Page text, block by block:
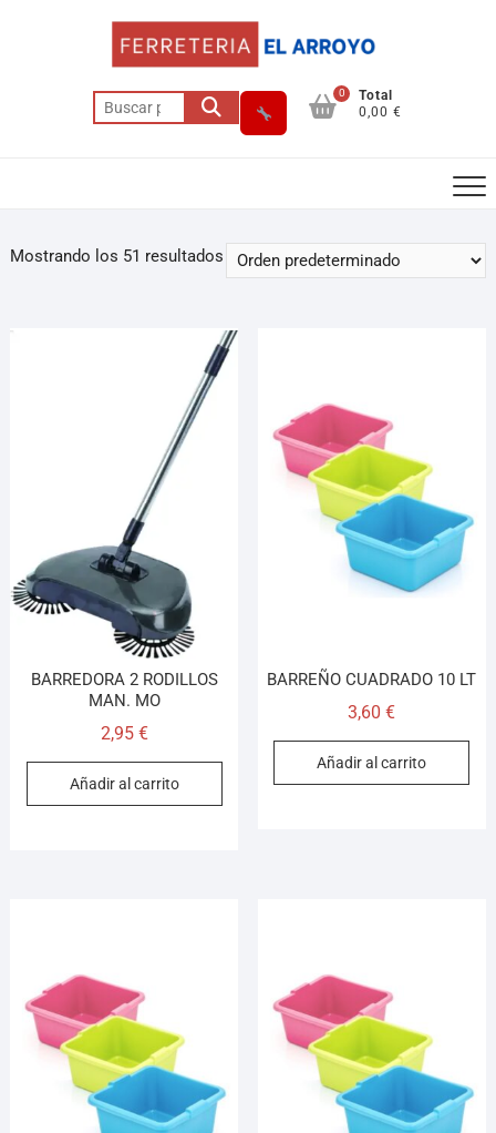
0
Total
0,00 €
Mostrando los 51 resultados
BARREDORA 2 RODILLOS
MAN. MO
2,95 €
Añadir al carrito
BARREÑO CUADRADO 10 LT
3,60€
Añadir al carrito
Asesor El Arroyo
En línea · responde en segundos
Llamar (cerrado) Cómo llegar
Cuéntame qué necesitas y te ayudo a encontrarlo,
aunque no sepas el nombre exacto